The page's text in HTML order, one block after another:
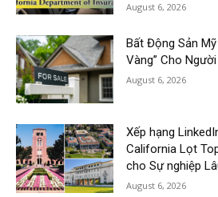
August 6, 2026
Bất Động Sản
Vàng” Cho
August 6, 2026
Xếp hạng
California Lọt
cho Sự nghiệp
August 6, 2026